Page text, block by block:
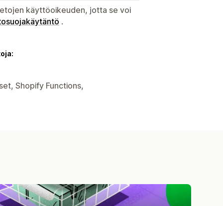
käyttöoikeuden, jotta se voi
.
Shopify Functions,